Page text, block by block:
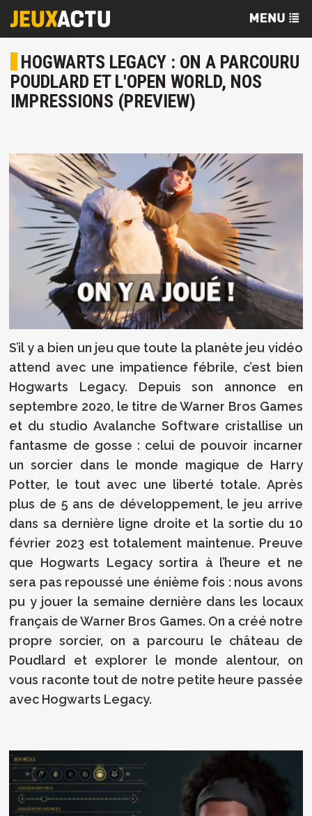
HOGWARTS LEGACY : ON A PARCOURU
POUDLARD ET L'OPEN WORLD, NOS
IMPRESSIONS (PREVIEW)
S’il y a bien un jeu que toute la planète jeu vidéo
attend avec une impatience fébrile, c’est bien
Hogwarts Legacy. Depuis son annonce en
septembre 2020, le titre de Warner Bros Games
et du studio Avalanche Software cristallise un
fantasme de gosse : celui de pouvoir incarner
un sorcier dans le monde magique de Harry
Potter, le tout avec une liberté totale. Après
plus de 5 ans de développement, le jeu arrive
dans sa dernière ligne droite et la sortie du 10
février 2023 est totalement maintenue. Preuve
que Hogwarts Legacy sortira à l’heure et ne
sera pas repoussé une énième fois : nous avons
pu y jouer la semaine dernière dans les locaux
français de Warner Bros Games. On a créé notre
propre sorcier, on a parcouru le château de
Poudlard et explorer le monde alentour, on
vous raconte tout de notre petite heure passée
avec Hogwarts Legacy.